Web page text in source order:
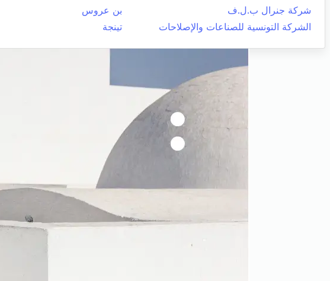
شركة جنرال ب.ل.ف
بن عروس
الشركة التونسية للصناعات والإصلاحات
تينجة